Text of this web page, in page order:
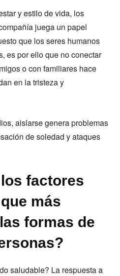
y estilo de vida, los
juega un papel
que los seres humanos
es por ello que no conectar
o con familiares hace
en la tristeza y
aislarse genera problemas
de soledad y ataques
factores
más
formas de
saludable? La respuesta a